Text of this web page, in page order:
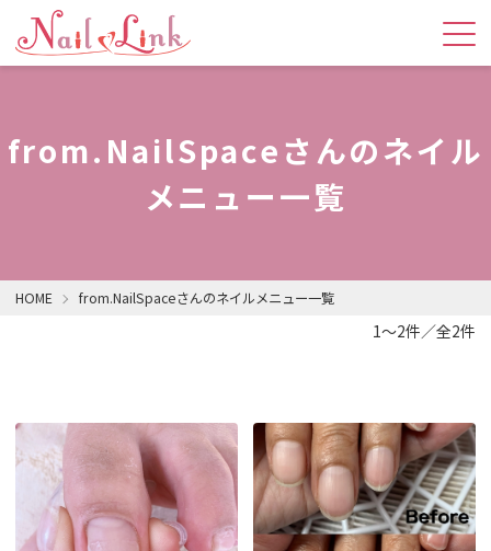
from.NailSpaceさんのネイル
メニュー一覧
HOME from.NailSpaceさんのネイルメニュー一覧
1～2件／全2件